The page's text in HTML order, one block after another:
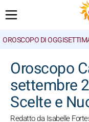
OROSCOPO DI OGGI
Oroscopo
settembre
Scelte e
Redatto da Isabelle